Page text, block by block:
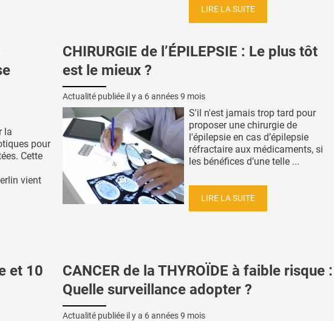
LIRE LA SUITE
la
pour
Cette
vient
CHIRURGIE de l’ÉPILEPSIE : Le plus tôt
est le mieux ?
Actualité publiée il y a 6 années 9 mois
S'il n'est jamais trop tard pour
proposer une chirurgie de
l'épilepsie en cas d’épilepsie
réfractaire aux médicaments, si
les bénéfices d’une telle ...
LIRE LA SUITE
et 10
CANCER de la THYROÏDE à faible risque :
Quelle surveillance adopter ?
Actualité publiée il y a 6 années 9 mois